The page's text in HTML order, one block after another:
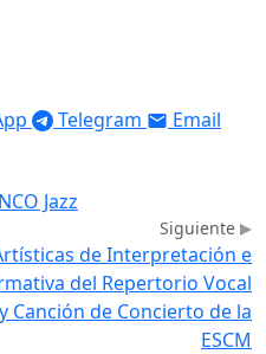
Telegram Email
Jazz
Siguiente
de Interpretación e
del Repertorio Vocal
Canción de Concierto de la
ESCM